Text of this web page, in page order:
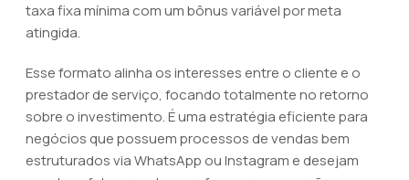
taxa fixa mínima com um bônus variável por meta
atingida.
Esse formato alinha os interesses entre o cliente e o
prestador de serviço, focando totalmente no retorno
sobre o investimento. É uma estratégia eficiente para
negócios que possuem processos de vendas bem
estruturados via WhatsApp ou Instagram e desejam